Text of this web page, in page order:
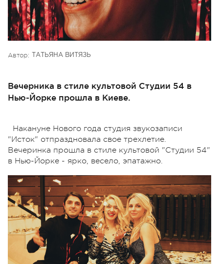
Автор: ТАТЬЯНА ВИТЯЗЬ
Вечерника в стиле культовой Студии 54 в
Нью-Йорке прошла в Киеве.
Накануне Нового года студия звукозаписи
"Исток" отпраздновала свое трехлетие.
Вечеринка прошла в стиле культовой "Студии 54"
в Нью-Йорке - ярко, весело, эпатажно.